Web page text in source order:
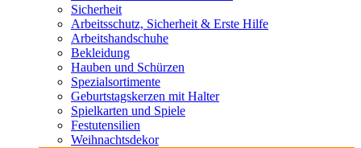
Sicherheit
Arbeitsschutz, Sicherheit & Erste Hilfe
Arbeitshandschuhe
Bekleidung
Hauben und Schürzen
Spezialsortimente
Geburtstagskerzen mit Halter
Spielkarten und Spiele
Festutensilien
Weihnachtsdekor